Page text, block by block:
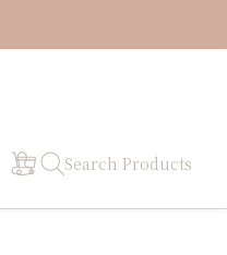
Search Products